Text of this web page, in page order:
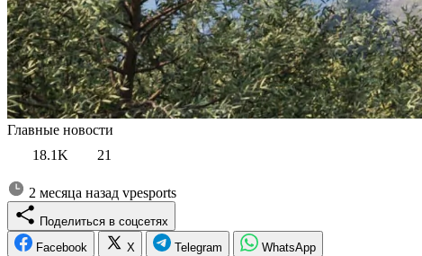
Главные новости
18.1K
21
2 месяца назад vpesports
Поделиться в соцсетях
Facebook
X Telegram WhatsApp